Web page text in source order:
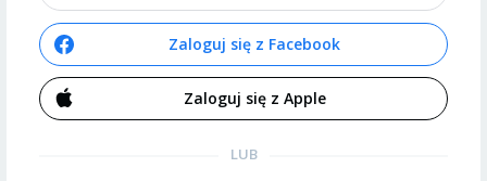
Zaloguj się z Facebook
Zaloguj się z Apple
LUB